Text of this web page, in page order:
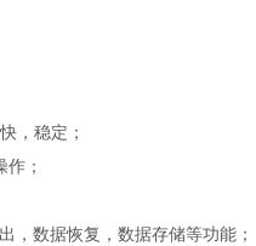
，稳定；
；
，数据恢复，数据存储等功能；